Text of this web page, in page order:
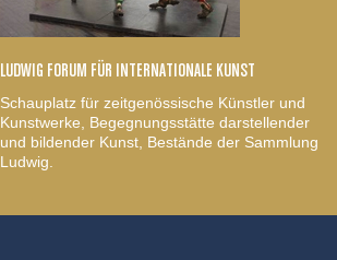
LUDWIG FORUM FÜR INTERNATIONALE KUNST
Schauplatz für zeitgenössische Künstler und
Kunstwerke, Begegnungsstätte darstellender
und bildender Kunst, Bestände der Sammlung
Ludwig.